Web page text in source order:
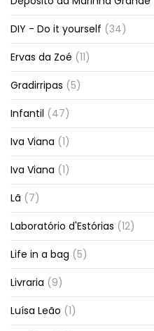
DIY - Do it yourself (34)
Ervas da Zoé (11)
Gradirripas (5)
Infantil (47)
Iva Viana (1)
Iva Viana (1)
Lã (7)
Laboratório d'Estórias (12)
Life in a bag (5)
Livraria (9)
Luísa Leão (1)